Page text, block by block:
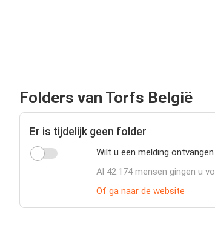
Folders van Torfs België
Er is tijdelijk geen folder
Wilt u een melding
Al 42.174 mensen gingen u
Of ga naar de website